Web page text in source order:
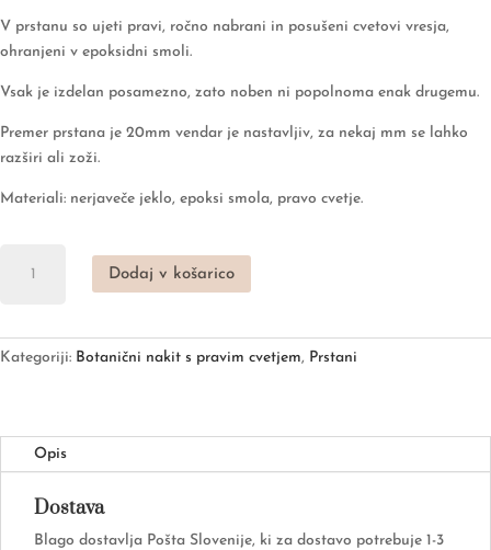
V prstanu so ujeti pravi, ročno nabrani in posušeni cvetovi vresja,
ohranjeni v epoksidni smoli.
Vsak je izdelan posamezno, zato noben ni popolnoma enak drugemu.
Premer prstana je 20mm vendar je nastavljiv, za nekaj mm se lahko
razširi ali zoži.
Materiali: nerjaveče jeklo, epoksi smola, pravo cvetje.
roza
Dodaj v košarico
Kategoriji: Botanični nakit s pravim cvetjem, Prstani
Opis
Dostava
Blago dostavlja Pošta Slovenije, ki za dostavo potrebuje 1-3